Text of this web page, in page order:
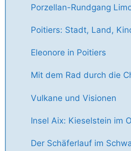
Porzellan-Rundgang
Poitiers: Stadt, Land,
Eleonore in Poitiers
Mit dem Rad durch die
Vulkane und Visionen
Insel Aix: Kieselstein im
Der Schäferlauf im